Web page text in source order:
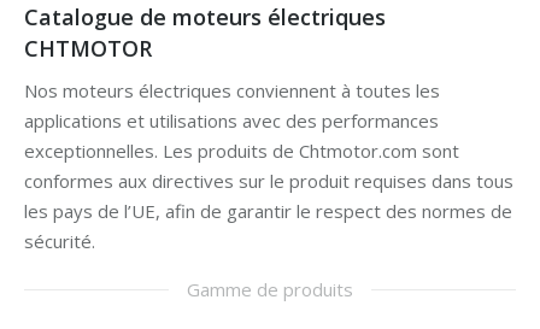
Catalogue de moteurs électriques
CHTMOTOR
Nos moteurs électriques conviennent à toutes les
applications et utilisations avec des performances
exceptionnelles. Les produits de Chtmotor.com sont
conformes aux directives sur le produit requises dans tous
les pays de l’UE, afin de garantir le respect des normes de
sécurité.
Gamme de produits